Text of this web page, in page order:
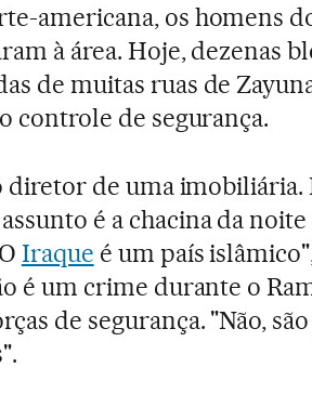
americana, os homens
à área. Hoje, dezenas
de muitas ruas de
controle de segurança.
diretor de uma imobiliária.
é a chacina da noite
Iraque é um país
é um crime durante o
de segurança. "Não,